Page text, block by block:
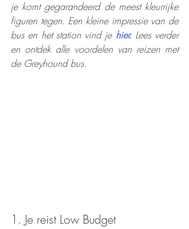
je komt gegarandeerd de meest kleurrijke
figuren tegen. Een kleine impressie van de
bus en het station vind je hier. Lees verder
en ontdek alle voordelen van reizen met
de Greyhound bus.
1. Je reist Low Budget